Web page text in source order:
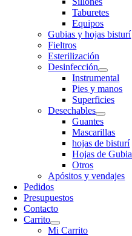
Taburetes
Equipos
Gubias y hojas bisturí
Fieltros
Esterilización
Desinfección
Instrumental
Pies y manos
Superficies
Desechables
Guantes
Mascarillas
hojas de bisturí
Hojas de Gubia
Otros
Apósitos y vendajes
Pedidos
Presupuestos
Contacto
Carrito
Mi Carrito